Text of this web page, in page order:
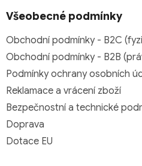
Všeobecné podmínky
Obchodní podmínky - B2C
Obchodní podmínky - B2B
Podmínky ochrany osobních
Reklamace a vrácení zboží
Bezpečnostní a technické
Doprava
Dotace EU